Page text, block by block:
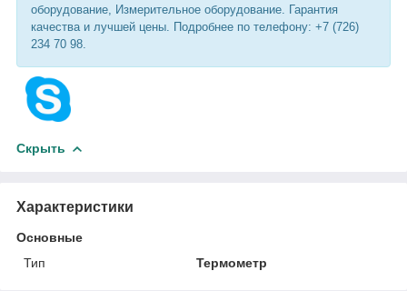
оборудование, Измерительное оборудование. Гарантия
качества и лучшей цены. Подробнее по телефону: +7 (726)
234 70 98.
Скрыть
Характеристики
Основные
Тип
Термометр